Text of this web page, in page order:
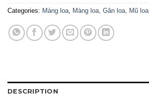
Categories: Màng loa, Màng loa, Gân loa, Mũ loa
DESCRIPTION